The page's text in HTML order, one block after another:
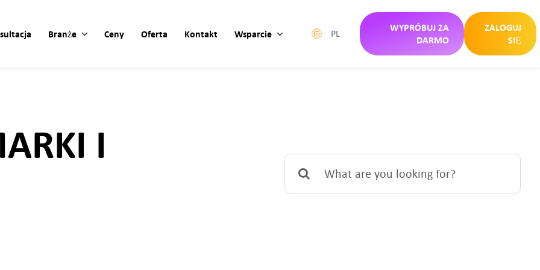
Branże Ceny Oferta Kontakt Wsparcie PL
WYPRÓBUJ ZA
DARMO
ZALOGUJ
SIĘ
I
Search